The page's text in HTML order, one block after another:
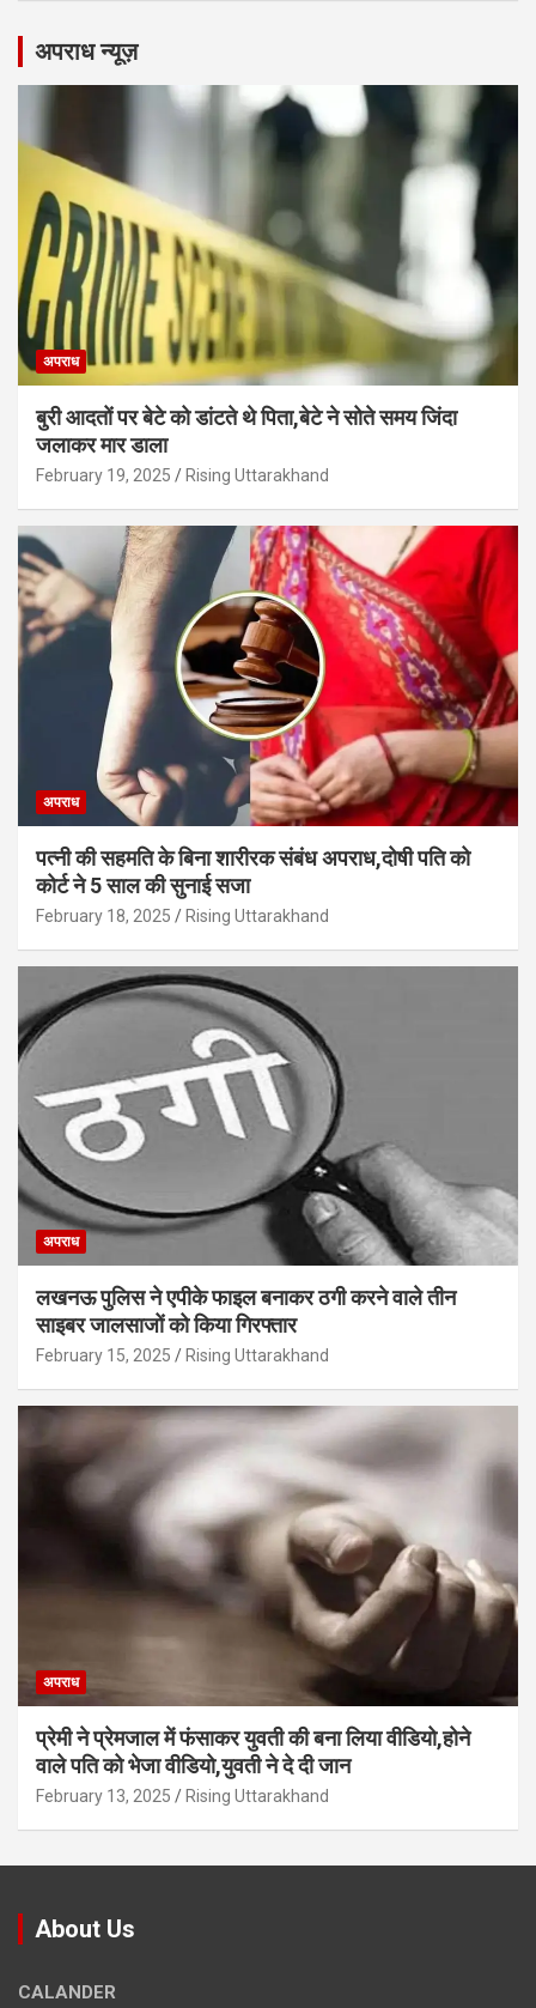
अपराध न्यूज़
अपराध
बुरी आदतों पर बेटे को डांटते थे पिता,बेटे ने सोते समय जिंदा
जलाकर मार डाला
February 19, 2025 Rising Uttarakhand
अपराध
पत्नी की सहमति के बिना शारीरक संबंध अपराध,दोषी पति को
कोर्ट ने 5 साल की सुनाई सजा
February 18, 2025 Rising Uttarakhand
अपराध
लखनऊ पुलिस ने एपीके फाइल बनाकर ठगी करने वाले तीन
साइबर जालसाजों को किया गिरफ्तार
February 15, 2025 Rising Uttarakhand
अपराध
प्रेमी ने प्रेमजाल में फंसाकर युवती की बना लिया वीडियो,होने
वाले पत‍ि को भेजा वीड‍ियो,युवती ने दे दी जान
February 13, 2025 Rising Uttarakhand
About Us
CALANDER